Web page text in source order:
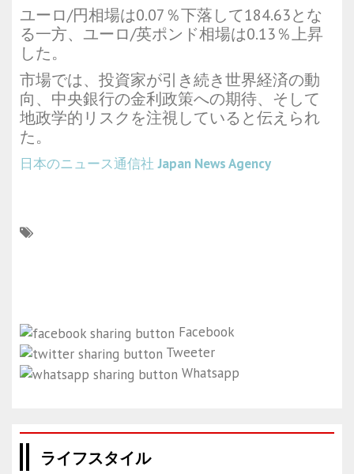
ユーロ/円相場は0.07％下落して184.63とな
る一方、ユーロ/英ポンド相場は0.13％上昇
した。
市場では、投資家が引き続き世界経済の動
向、中央銀行の金利政策への期待、そして
地政学的リスクを注視していると伝えられ
た。
日本のニュース通信社 Japan News Agency
Facebook
Tweeter
Whatsapp
ライフスタイル